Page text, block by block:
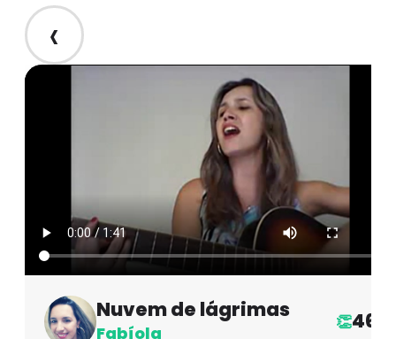
‹
Nuvem de lágrimas
Fabíola
👏46